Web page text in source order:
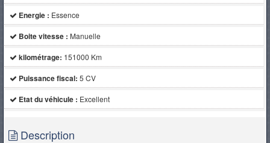
Energie : Essence
Boite vitesse : Manuelle
kilométrage: 151000 Km
Puissance fiscal: 5 CV
Etat du véhicule : Excellent
Description